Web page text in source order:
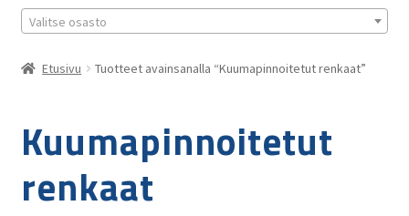
Colmec
0 tuotetta tarjouspyynnössä
Valitse osasto
Etusivu Tuotteet avainsanalla “Kuumapinnoitetut renkaat”
Kuumapinnoitetut
renkaat